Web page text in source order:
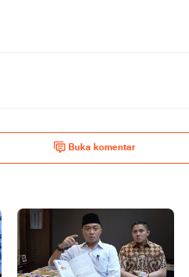
Buka komentar